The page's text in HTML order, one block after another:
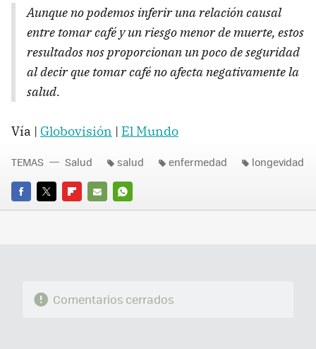
Aunque no podemos inferir una relación causal
entre tomar café y un riesgo menor de muerte, estos
resultados nos proporcionan un poco de seguridad
al decir que tomar café no afecta negativamente la
salud.
Vía | Globovisión | El Mundo
FACEBOOK
TWITTERFLIPBOARD
E-
WHATSAPP
TEMAS Salud salud enfermedad longevidad
Comentarios cerrados